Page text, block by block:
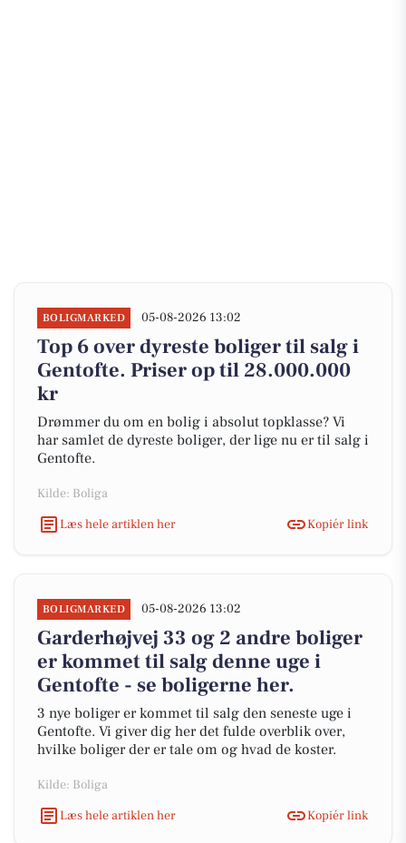
BOLIGMARKED 05-08-2026 13:02
Top 6 over dyreste boliger til salg i
Gentofte. Priser op til 28.000.000
kr
Drømmer du om en bolig i absolut topklasse? Vi
har samlet de dyreste boliger, der lige nu er til salg i
Gentofte.
Kilde: Boliga
Læs hele artiklen her
Kopiér link
BOLIGMARKED 05-08-2026 13:02
Garderhøjvej 33 og 2 andre boliger
er kommet til salg denne uge i
Gentofte - se boligerne her.
3 nye boliger er kommet til salg den seneste uge i
Gentofte. Vi giver dig her det fulde overblik over,
hvilke boliger der er tale om og hvad de koster.
Kilde: Boliga
Læs hele artiklen her
Kopiér link